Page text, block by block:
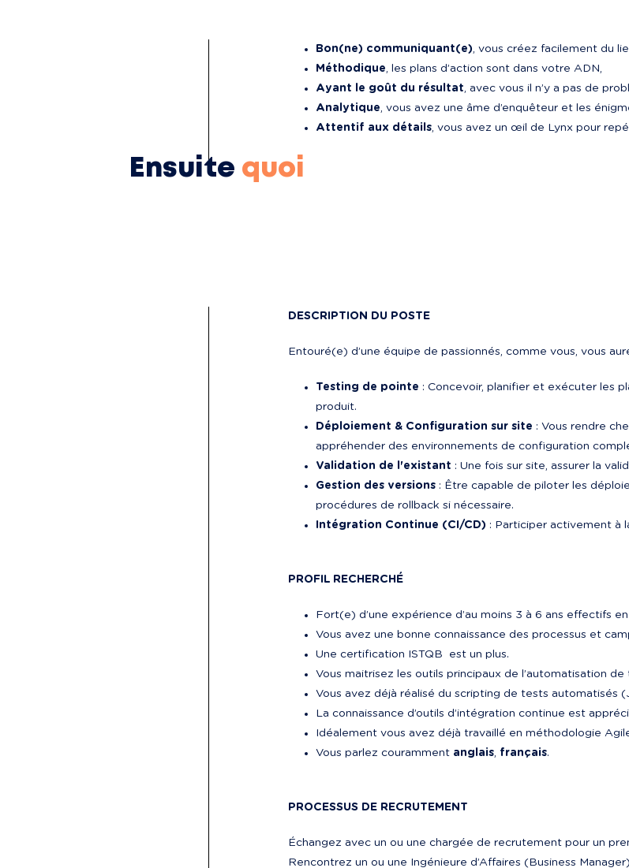
Bon(ne) communiquant(e), vous créez facilement du
Méthodique, les plans d’action sont dans votre ADN,
Ayant le goût du résultat, avec vous il n’y a pas de
Analytique, vous avez une âme d’enquêteur et les
Attentif aux détails, vous avez un œil de Lynx pour
Ensuite quoi
DESCRIPTION DU POSTE
Entouré(e) d’une équipe de passionnés, comme vous, vous
Testing de pointe : Concevoir, planifier et exécuter les
produit.
Déploiement & Configuration sur site : Vous rendre
appréhender des environnements de configuration
Validation de l'existant : Une fois sur site, assurer la
Gestion des versions : Être capable de piloter les
procédures de rollback si nécessaire.
Intégration Continue (CI/CD) : Participer activement à
PROFIL RECHERCHÉ
Fort(e) d’une expérience d’au moins 3 à 6 ans effectifs
Vous avez une bonne connaissance des processus et
Une certification ISTQB  est un plus.
Vous maitrisez les outils principaux de l’automatisation
Vous avez déjà réalisé du scripting de tests automatisés
La connaissance d’outils d’intégration continue est
Idéalement vous avez déjà travaillé en méthodologie
Vous parlez couramment anglais, français.
PROCESSUS DE RECRUTEMENT
Échangez avec un ou une chargée de recrutement pour un
Rencontrez un ou une Ingénieure d’Affaires (Business